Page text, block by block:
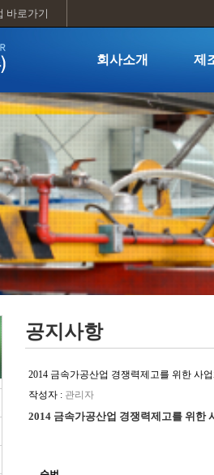
바로가기
회사소개 제
· 인사말
· 회사개요
· 주요거래처 현황
· 경영이념 및 비젼
· 인증현황
· 조직도
· 찾아오시는길
· 설비
· 제조
공지사항
2014 금속가공산업 경쟁력제고를 위한 사
작성자 : 관리자
2014 금속가공산업 경쟁력제고를 위한